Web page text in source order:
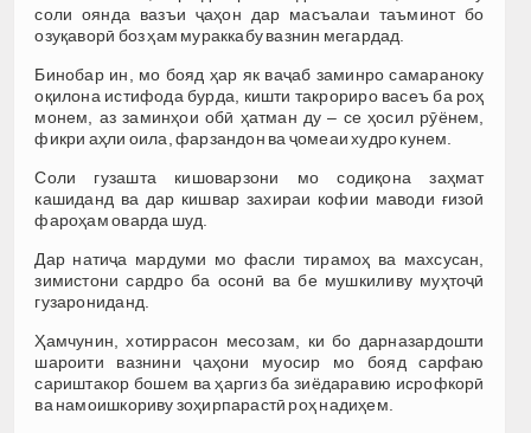
соли оянда вазъи ҷаҳон дар масъалаи таъминот бо
озуқаворӣ боз ҳам мураккабу вазнин мегардад.
Бинобар ин, мо бояд ҳар як ваҷаб заминро самараноку
оқилона истифода бурда, кишти такрориро васеъ ба роҳ
монем, аз заминҳои обӣ ҳатман ду – се ҳосил рӯёнем,
фикри аҳли оила, фарзандон ва ҷомеаи худро кунем.
Соли гузашта кишоварзони мо содиқона заҳмат
кашиданд ва дар кишвар захираи кофии маводи ғизоӣ
фароҳам оварда шуд.
Дар натиҷа мардуми мо фасли тирамоҳ ва махсусан,
зимистони сардро ба осонӣ ва бе мушкиливу муҳтоҷӣ
гузарониданд.
Ҳамчунин, хотиррасон месозам, ки бо дарназардошти
шароити вазнини ҷаҳони муосир мо бояд сарфаю
сариштакор бошем ва ҳаргиз ба зиёдаравию исрофкорӣ
ва намоишкориву зоҳирпарастӣ роҳ надиҳем.